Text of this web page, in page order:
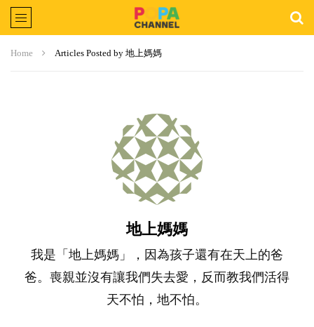
Home Articles Posted by 地上媽媽
地上媽媽
我是「地上媽媽」，因為孩子還有在天上的爸
爸。喪親並沒有讓我們失去愛，反而教我們活得
天不怕，地不怕。